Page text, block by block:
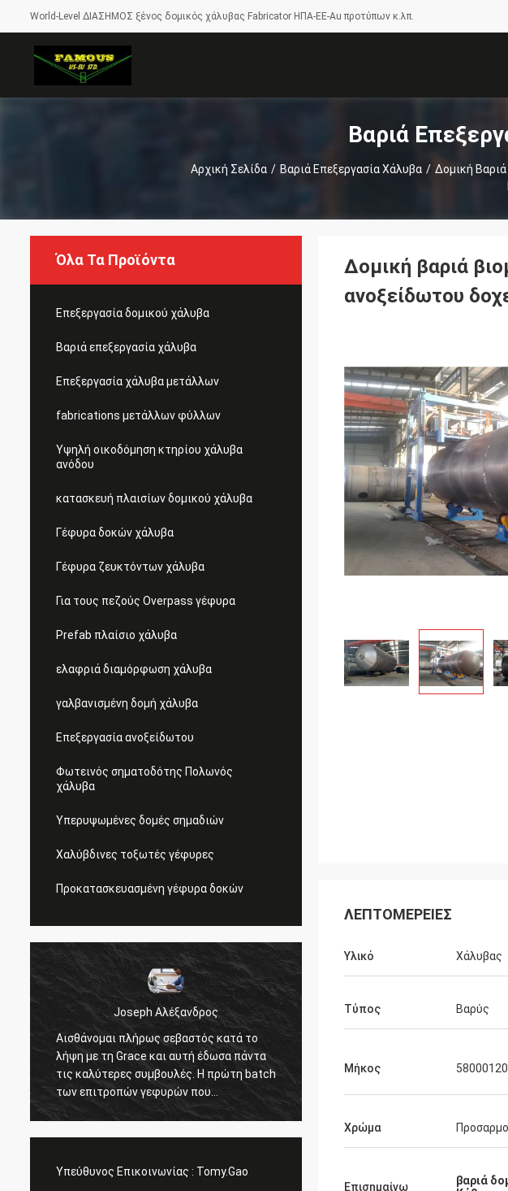
World-Level ΔΙΑΣΗΜΟΣ ξένος δομικός χάλυβας Fabricator ΗΠΑ-ΕΕ-Au προτύπων κ.λπ.
Βαριά
Αρχική Σελίδα / Βαριά Επεξεργασία Χάλυβα / Δομική
Όλα Τα Προϊόντα
Επεξεργασία δομικού χάλυβα
Βαριά επεξεργασία χάλυβα
Επεξεργασία χάλυβα μετάλλων
fabrications μετάλλων φύλλων
Υψηλή οικοδόμηση κτηρίου χάλυβα
ανόδου
κατασκευή πλαισίων δομικού χάλυβα
Γέφυρα δοκών χάλυβα
Γέφυρα ζευκτόντων χάλυβα
Για τους πεζούς Overpass γέφυρα
Prefab πλαίσιο χάλυβα
ελαφριά διαμόρφωση χάλυβα
γαλβανισμένη δομή χάλυβα
Επεξεργασία ανοξείδωτου
Φωτεινός σηματοδότης Πολωνός
χάλυβα
Υπερυψωμένες δομές σημαδιών
Χαλύβδινες τοξωτές γέφυρες
Προκατασκευασμένη γέφυρα δοκών
Joseph Αλέξανδρος
Αισθάνομαι πλήρως σεβαστός κατά το
λήψη με τη Grace και αυτή έδωσα πάντα
τις καλύτερες συμβουλές. Η πρώτη batch
των επιτροπών γεφυρών που
αποκτώνται είναι μεγάλη επίσης.
Donald Mcwayne
απαντούν στις ερωτήσεις με την
υπομονή, μεγάλη εργασία!
Υπεύθυνος Επικοινωνίας : Tomy.Gao
Δομική βαριά
ανοξείδωτου
ΛΕΠΤΟΜΈΡΕΙΕΣ
Υλικό Χάλυβας
Τύπος Βαρύς
Μήκος
Χρώμα
Επισημαίνω βαριά